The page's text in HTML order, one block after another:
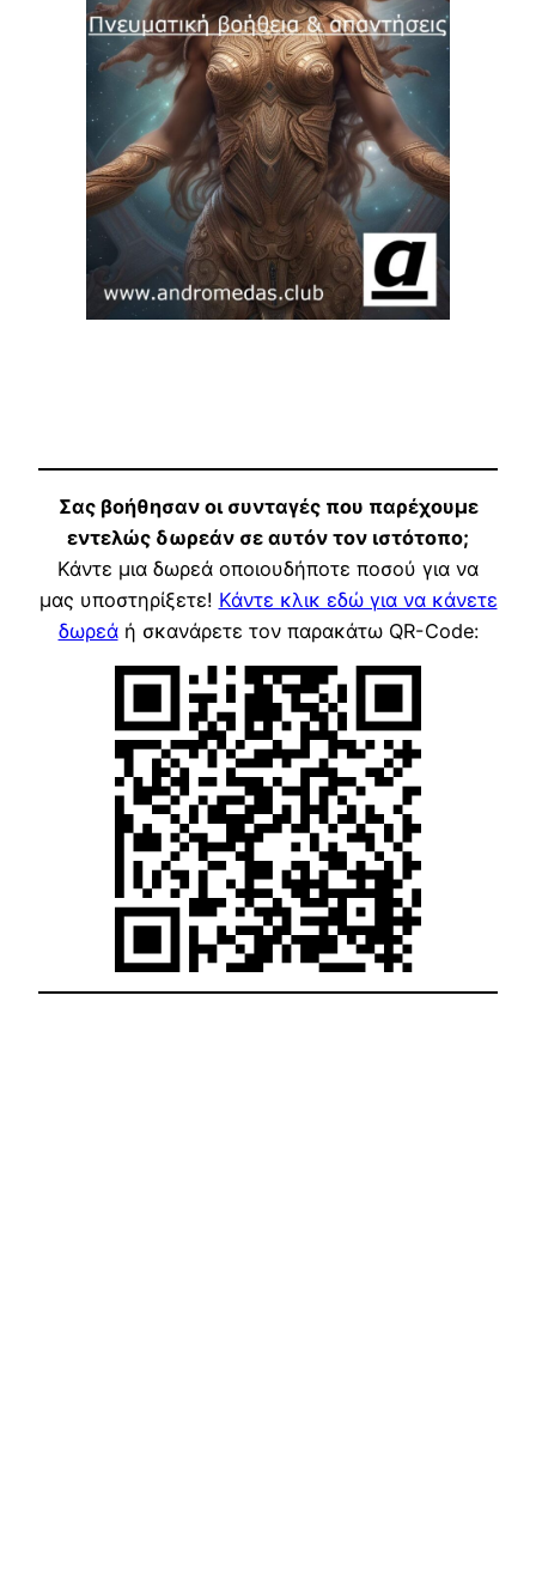
Σας βοήθησαν οι συνταγές που παρέχουμε
εντελώς δωρεάν σε αυτόν τον ιστότοπο;
Κάντε μια δωρεά οποιουδήποτε ποσού για να
μας υποστηρίξετε! Κάντε κλικ εδώ για να κάνετε
δωρεάή σκανάρετε τον παρακάτω QR-Code: